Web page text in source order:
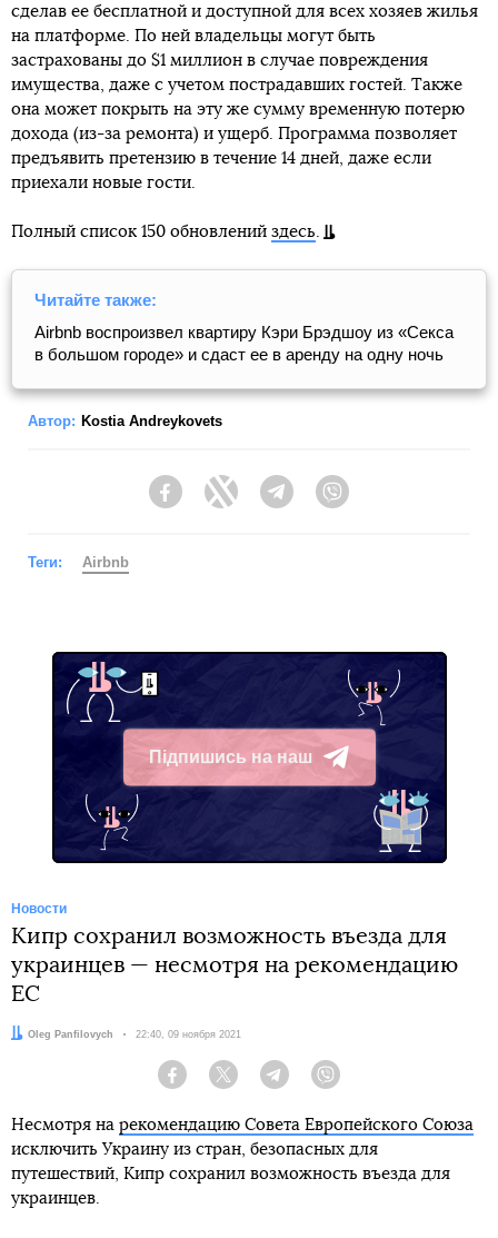
сделав ее бесплатной и доступной для всех хозяев жилья
на платформе. По ней владельцы могут быть
застрахованы до $1 миллион в случае повреждения
имущества, даже с учетом пострадавших гостей. Также
она может покрыть на эту же сумму временную потерю
дохода (из-за ремонта) и ущерб. Программа позволяет
предъявить претензию в течение 14 дней, даже если
приехали новые гости.
Полный список 150 обновлений здесь.
Читайте также:
Airbnb воспроизвел квартиру Кэри Брэдшоу из «Секса
в большом городе» и сдаст ее в аренду на одну ночь
Автор: Kostia Andreykovets
FacebookTwitter Telegram
Теги: Airbnb
Підпишись на наш
Telegram
Новости
Кипр сохранил возможность въезда для
украинцев — несмотря на рекомендацию
ЕС
Автор:
Oleg Panfilovych Дата:
22:40, 09 ноября 2021
Facebook Twitter Telegram
Несмотря на рекомендацию Совета Европейского Союза
исключить Украину из стран, безопасных для
путешествий, Кипр сохранил возможность въезда для
украинцев.